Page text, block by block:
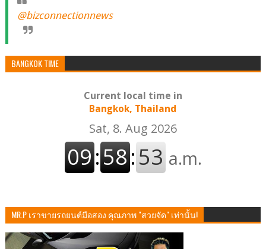
@bizconnectionnews
BANGKOK TIME
Current local time in
Bangkok, Thailand
MR.P เราขายรถยนต์มือสอง คุณภาพ "สวยจัด" เท่านั้น!